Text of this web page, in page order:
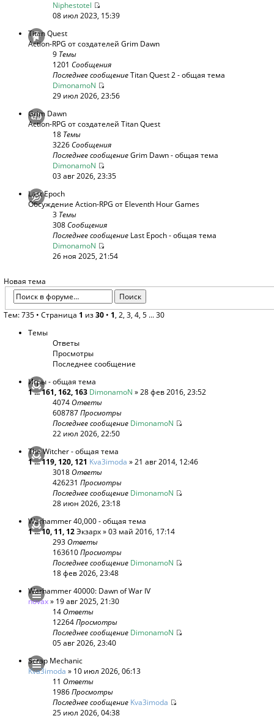
Niphestotel
08 июл 2023, 15:39
Titan Quest
Action-RPG от создателей Grim Dawn
9 Темы
1201 Сообщения
Последнее сообщениеTitan Quest 2 - общая тема
DimonamoN
29 июл 2026, 23:56
Grim Dawn
Action-RPG от создателей Titan Quest
18 Темы
3226Сообщения
Последнее сообщениеGrim Dawn - общая тема
DimonamoN
03 авг 2026, 23:35
Last Epoch
Обсуждение Action-RPG от Eleventh Hour Games
3 Темы
308Сообщения
Последнее сообщение Last Epoch - общая тема
DimonamoN
26 ноя 2025, 21:54
Новая тема
Тем: 735 • Страница 1 из30 • 1, 2, 3, 4, 5 ...30
Темы
Ответы
Просмотры
Последнее сообщение
Игры - общая тема
1...161, 162, 163 DimonamoN » 28 фев 2016, 23:52
4074Ответы
608787Просмотры
Последнее сообщение DimonamoN
22 июл 2026, 22:50
The Witcher - общая тема
1...119, 120, 121 Kva3imoda » 21 авг 2014, 12:46
3018Ответы
426231 Просмотры
Последнее сообщение DimonamoN
28 июн 2026, 23:18
Warhammer 40,000 - общая тема
1...10, 11, 12Экзарх» 03 май 2016, 17:14
293Ответы
163610Просмотры
Последнее сообщение DimonamoN
18 фев 2026, 23:48
Warhammer 40000: Dawn of War IV
novax» 19 авг 2025, 21:30
14Ответы
12264Просмотры
Последнее сообщение DimonamoN
05 авг 2026, 23:40
Scrap Mechanic
Kva3imoda » 10 июл 2026, 06:13
11 Ответы
1986Просмотры
Последнее сообщение Kva3imoda
25 июл 2026, 04:38